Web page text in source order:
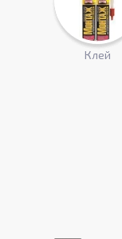
Клей